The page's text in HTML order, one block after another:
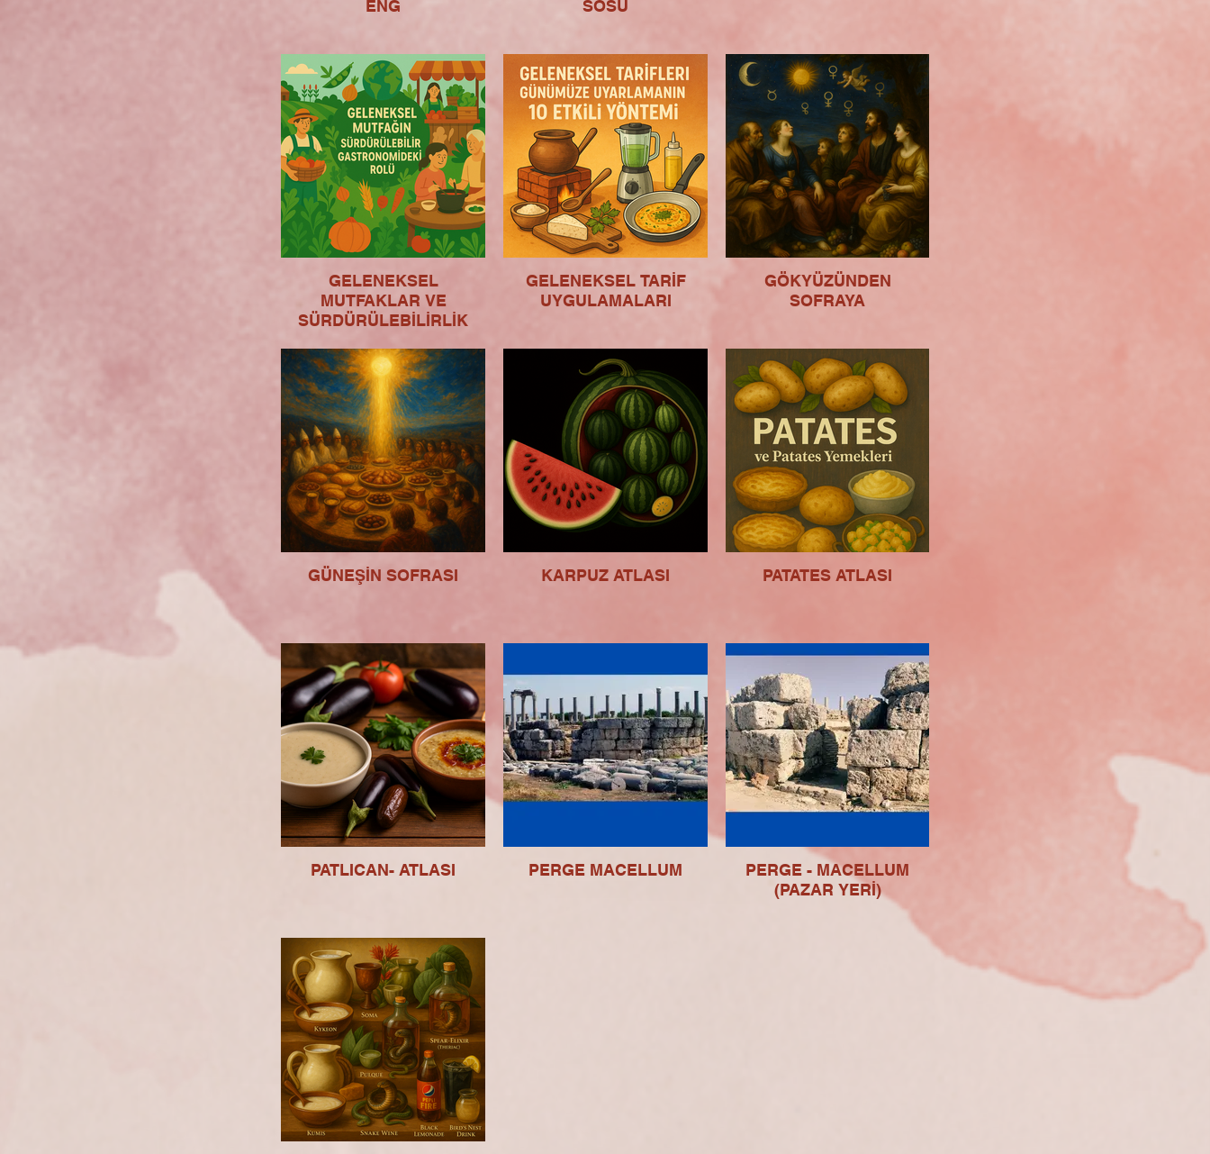
ENG
SOSU
GELENEKSEL
MUTFAKLAR VE
SÜRDÜRÜLEBİLİRLİK
GELENEKSEL TARİF
UYGULAMALARI
GÖKYÜZÜNDEN
SOFRAYA
GÜNEŞİN SOFRASI KARPUZ ATLASI PATATES ATLASI
PATLICAN- ATLASI PERGE MACELLUM
PERGE - MACELLUM
(PAZAR YERİ)